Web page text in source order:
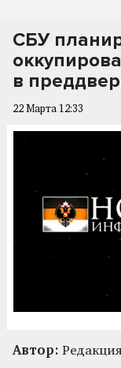
СБУ
в
22 Марта 12:33
Автор: